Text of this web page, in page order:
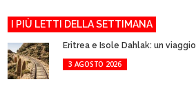
I PIÙ LETTI DELLA SETTIMANA
Eritrea e Isole Dahlak: un
3 AGOSTO 2026